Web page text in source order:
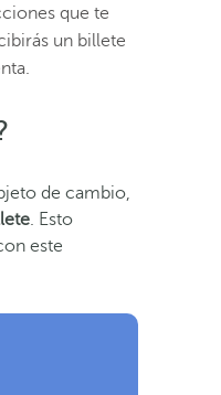
que te
un billete
de cambio,
. Esto
este